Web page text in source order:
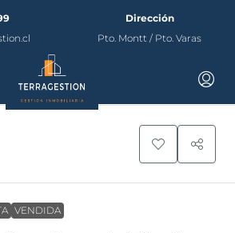
Dirección
Pto. Montt / Pto. Varas
VENDIDA